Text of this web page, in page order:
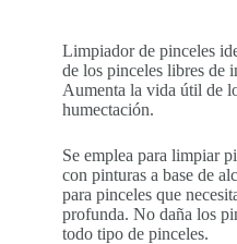
Limpiador de pinceles
de los pinceles libres de
Aumenta la vida útil de
humectación.
Se emplea para limpiar
con pinturas a base de
para pinceles que
profunda. No daña los
todo tipo de pinceles.